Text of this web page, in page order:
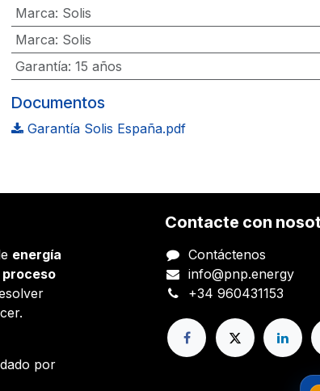
Marca: Solis
Marca: Solis
Garantía: 15 años
Documentos
Garantía Solis España.pdf
energía
proceso
por
Contacte con
Contáctenos
info@pnp.energy
+34 960431153